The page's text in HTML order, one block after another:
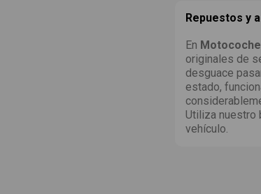
Repuestos y
En
originales de
desguace
estado,
Utiliza nuestro
vehículo.